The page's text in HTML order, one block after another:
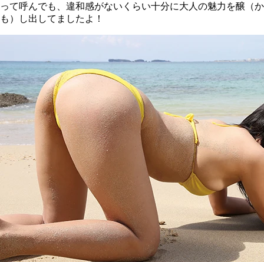
って呼んでも、違和感がないくらい十分に大人の魅力を醸（か
も）し出してましたよ！